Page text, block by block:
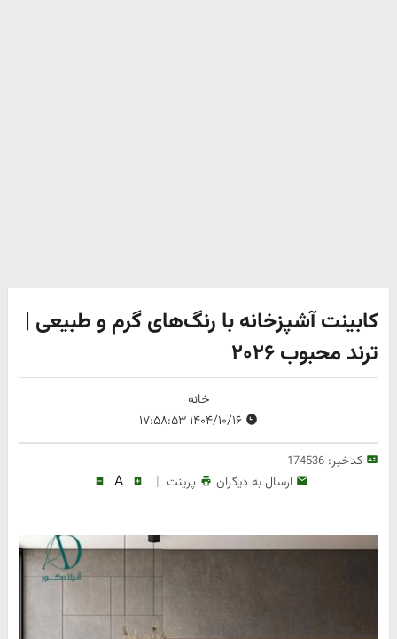
کابینت آشپزخانه با رنگ‌های گرم و طبیعی |
ترند محبوب ۲۰۲۶
خانه
۱۴۰۴/۱۰/۱۶ ۱۷:۵۸:۵۳
کدخبر:174536
ارسال به دیگران پرینت |
A